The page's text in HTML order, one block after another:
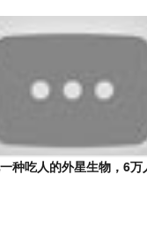
种吃人的外星生物，6